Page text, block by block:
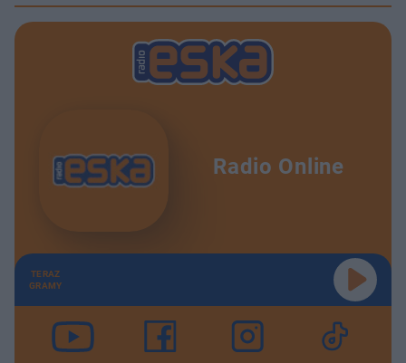
Radio Online
TERAZ
GRAMY